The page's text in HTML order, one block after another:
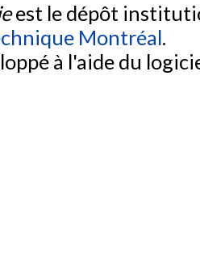
est le dépôt
Montréal.
à l'aide du